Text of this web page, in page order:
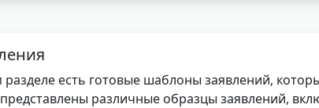
разделе есть готовые шаблоны заявлений,
различные образцы заявлений,